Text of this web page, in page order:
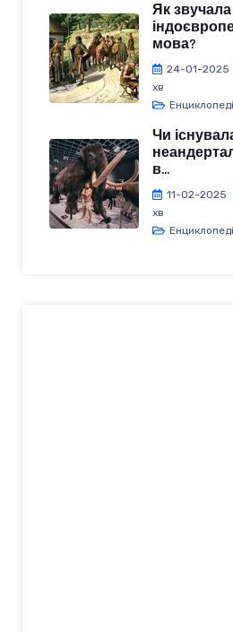
Як звучала
мова?
24-01-2025
хв
Чи
в...
11-02-2025
хв